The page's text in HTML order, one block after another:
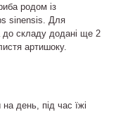
родом із
sinensis. Для
до складу додані ще 2
артишоку.
день, під час їжі